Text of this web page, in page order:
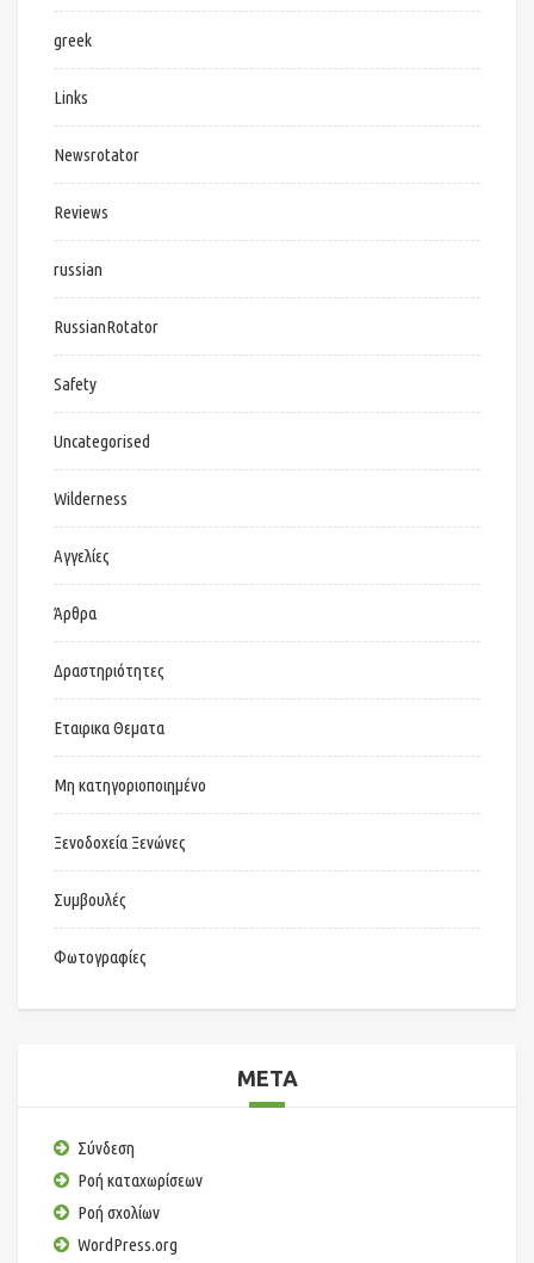
greek
Links
Newsrotator
Reviews
russian
RussianRotator
Safety
Uncategorised
Wilderness
Αγγελίες
Άρθρα
Δραστηριότητες
Εταιρικα Θεματα
Μη κατηγοριοποιημένο
Ξενοδοχεία Ξενώνες
Συμβουλές
Φωτογραφίες
META
Σύνδεση
Ροή καταχωρίσεων
Ροή σχολίων
WordPress.org